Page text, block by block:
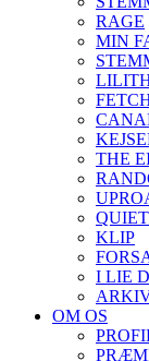
RAGE
MIN
THE
QUIET
KLIP
I LIE
OM OS